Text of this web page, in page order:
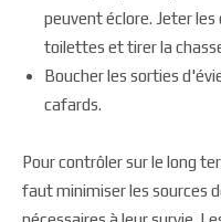
peuvent éclore. Jeter les
toilettes et tirer la
Boucher les sorties
cafards.
Pour contrôler sur le long
faut minimiser les sources